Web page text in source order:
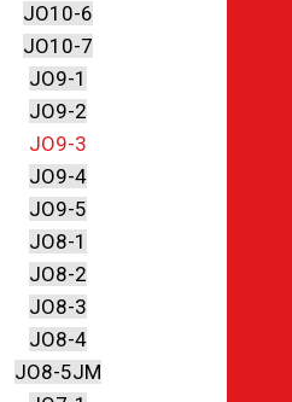
JO10-6
JO10-7
JO9-1
JO9-2
JO9-3
JO9-4
JO9-5
JO8-1
JO8-2
JO8-3
JO8-4
JO8-5JM